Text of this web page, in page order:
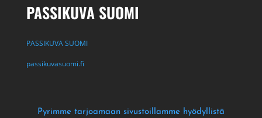
PASSIKUVA SUOMI
PASSIKUVA SUOMI
passikuvasuomi.fi
Pyrimme tarjoamaan sivustoillamme hyödyllistä